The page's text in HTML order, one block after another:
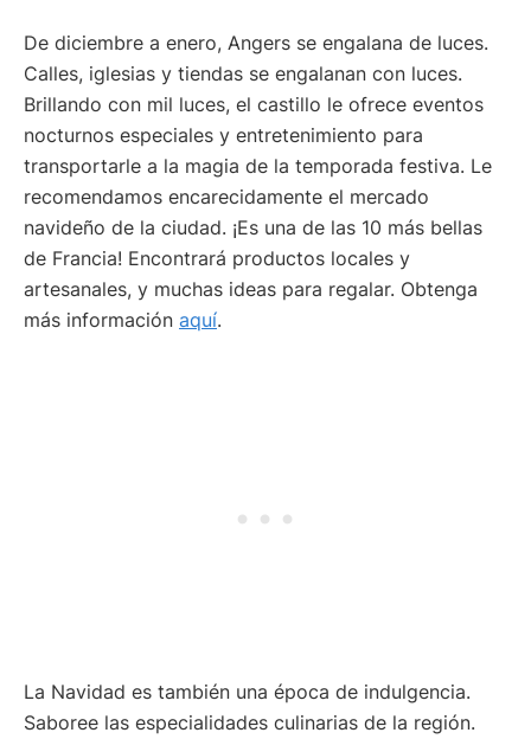
r
ó
n
i
c
o
(
O
b
li
g
a
o
r
i
De diciembre a enero, Angers se engalana de luces.
Calles, iglesias y tiendas se engalanan con luces.
Brillando con mil luces, el castillo le ofrece eventos
nocturnos especiales y entretenimiento para
transportarle a la magia de la temporada festiva. Le
recomendamos encarecidamente el mercado
navideño de la ciudad. ¡Es una de las 10 más bellas
de Francia! Encontrará productos locales y
artesanales, y muchas ideas para regalar. Obtenga
más información aquí.
La Navidad es también una época de indulgencia.
Saboree las especialidades culinarias de la región.